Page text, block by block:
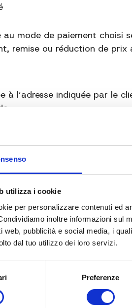
utilizza i cookie
per personalizzare contenuti ed
inoltre informazioni sul
web, pubblicità e social media, i
dal tuo utilizzo dei loro servizi.
Preferenze
mode de paiement choisi
remise ou réduction de prix
à l’adresse indiquée par le
est de
délai de livraison dépend
et e-mail) peuvent être
de suivi
pour vérifier l’état
ou expédiés sur
détérioration des
doit être signalé
(uniquement pour
peut se rétracter du contrat
par écrit à
à :
11 – 46030 Correggioverde